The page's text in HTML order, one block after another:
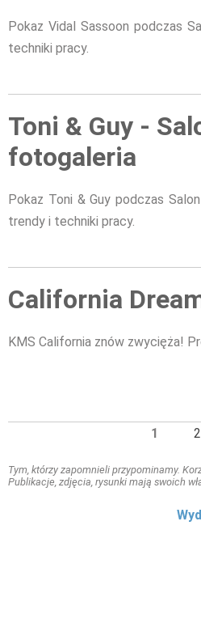
Pokaz Vidal Sassoon podczas
techniki pracy.
Toni & Guy -
fotogaleria
Pokaz Toni & Guy podczas
trendy i techniki pracy.
California
KMS California znów zwycięża!
1 2
Tym, którzy zapomnieli przypominamy.
Publikacje, zdjęcia, rysunki mają swoich